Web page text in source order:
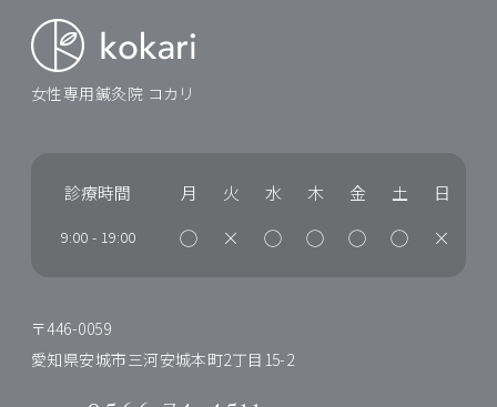
女性専用鍼灸院 コカリ
診療時間 月 火 水 木 金 土 日
9:00 - 19:00 ◯ × ◯ ◯ ◯ ◯ ×
〒446-0059
愛知県安城市三河安城本町2丁目15-2